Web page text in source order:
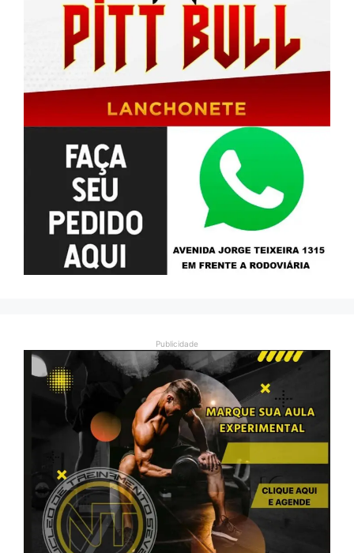
Publicidade